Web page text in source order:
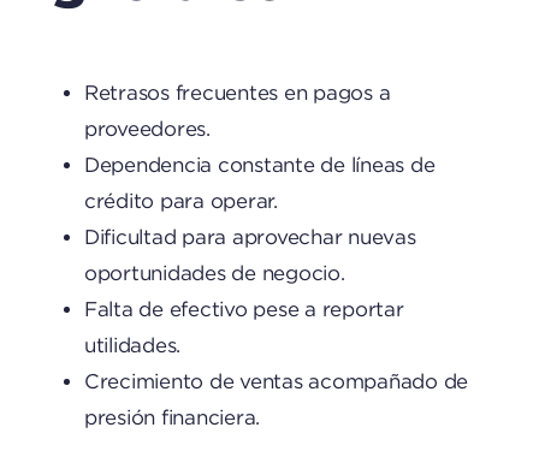
Retrasos frecuentes en pagos a
proveedores.
Dependencia constante de líneas de
crédito para operar.
Dificultad para aprovechar nuevas
oportunidades de negocio.
Falta de efectivo pese a reportar
utilidades.
Crecimiento de ventas acompañado de
presión financiera.